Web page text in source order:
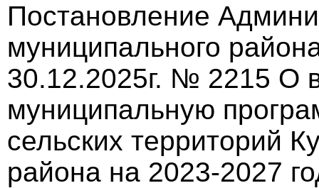
Постановление
муниципального
30.12.2025г. № 2215 О
муниципальную
сельских территорий
района на 2023-2027